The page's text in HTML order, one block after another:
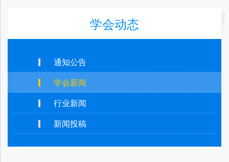
学会动态
通知公告
学会新闻
行业新闻
新闻投稿